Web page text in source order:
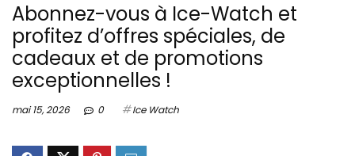
Abonnez-vous à Ice-Watch et
profitez d’offres spéciales, de
cadeaux et de promotions
exceptionnelles !
mai 15, 2026 0 Ice Watch